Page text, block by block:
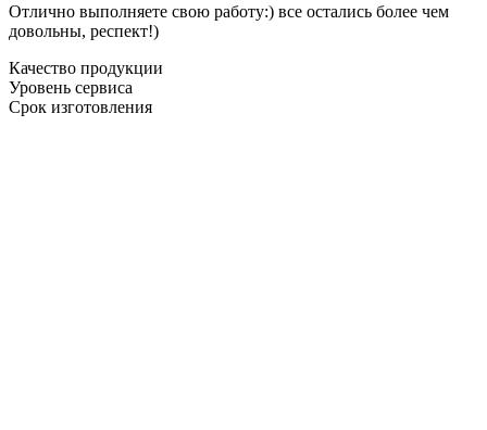
Отлично выполняете свою работу:) все остались более чем
довольны, респект!)
Качество продукции
Уровень сервиса
Срок изготовления